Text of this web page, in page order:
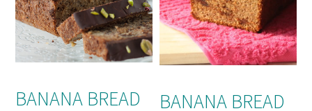
BANANA BREAD
BANANA BREAD